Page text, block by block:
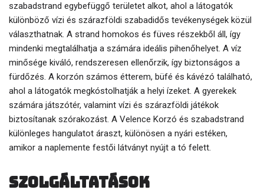
szabadstrand egybefüggő területet alkot, ahol a látogatók
különböző vízi és szárazföldi szabadidős tevékenységek közül
választhatnak. A strand homokos és füves részekből áll, így
mindenki megtalálhatja a számára ideális pihenőhelyet. A víz
minősége kiváló, rendszeresen ellenőrzik, így biztonságos a
fürdőzés. A korzón számos étterem, büfé és kávézó található,
ahol a látogatók megkóstolhatják a helyi ízeket. A gyerekek
számára játszótér, valamint vízi és szárazföldi játékok
biztosítanak szórakozást. A Velence Korzó és szabadstrand
különleges hangulatot áraszt, különösen a nyári estéken,
amikor a naplemente festői látványt nyújt a tó felett.
Szolgáltatások